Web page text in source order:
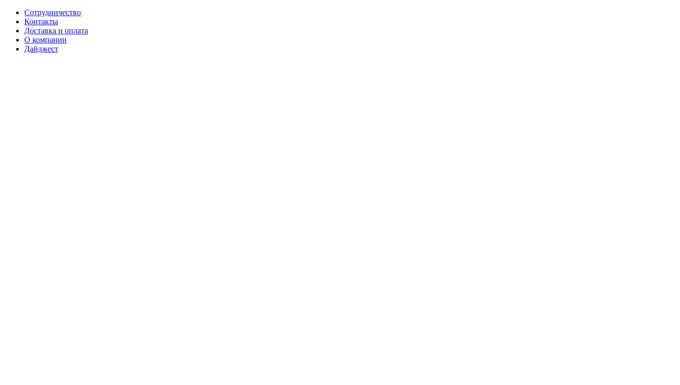
Сотрудничество
Контакты
Доставка и оплата
О компании
Дайджест